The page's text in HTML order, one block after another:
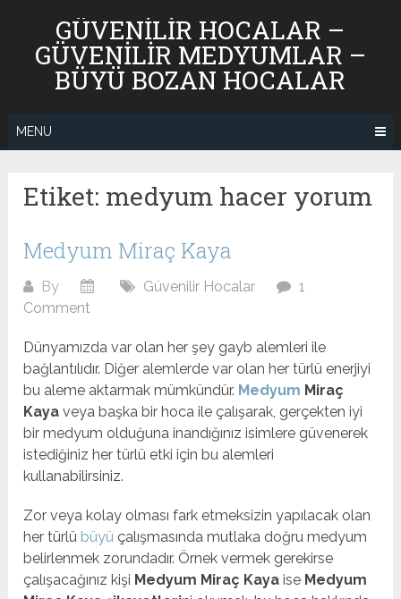
content
GÜVENILIR HOCALAR –
GÜVENILIR MEDYUMLAR –
BÜYÜ BOZAN HOCALAR
MENU
Etiket: medyum hacer yorum
Medyum Miraç Kaya
By Güvenilir Hocalar
1
Comment
Dünyamızda var olan her şey gayb alemleri ile
bağlantılıdır. Diğer alemlerde var olan her türlü enerjiyi
bu aleme aktarmak mümkündür. Medyum Miraç
Kayaveya başka bir hoca ile çalışarak, gerçekten iyi
bir medyum olduğuna inandığınız isimlere güvenerek
istediğiniz her türlü etki için bu alemleri
kullanabilirsiniz.
Zor veya kolay olması fark etmeksizin yapılacak olan
her türlü büyü çalışmasında mutlaka doğru medyum
belirlenmek zorundadır. Örnek vermek gerekirse
çalışacağınız kişi Medyum Miraç Kayaise Medyum